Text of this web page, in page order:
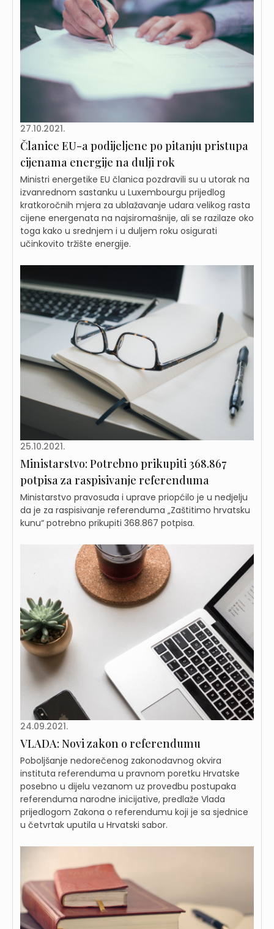
27.10.2021.
Članice EU-a podijeljene po pitanju pristupa
cijenama energije na dulji rok
Ministri energetike EU članica pozdravili su u utorak na
izvanrednom sastanku u Luxembourgu prijedlog
kratkoročnih mjera za ublažavanje udara velikog rasta
cijene energenata na najsiromašnije, ali se razilaze oko
toga kako u srednjem i u duljem roku osigurati
učinkovito tržište energije.
25.10.2021.
Ministarstvo: Potrebno prikupiti 368.867
potpisa za raspisivanje referenduma
Ministarstvo pravosuđa i uprave priopćilo je u nedjelju
da je za raspisivanje referenduma „Zaštitimo hrvatsku
kunu“ potrebno prikupiti 368.867 potpisa.
24.09.2021.
VLADA: Novi zakon o referendumu
Poboljšanje nedorečenog zakonodavnog okvira
instituta referenduma u pravnom poretku Hrvatske
posebno u dijelu vezanom uz provedbu postupaka
referenduma narodne inicijative, predlaže Vlada
prijedlogom Zakona o referendumu koji je sa sjednice
u četvrtak uputila u Hrvatski sabor.